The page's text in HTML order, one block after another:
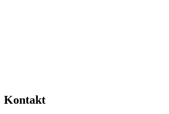
Kontakt